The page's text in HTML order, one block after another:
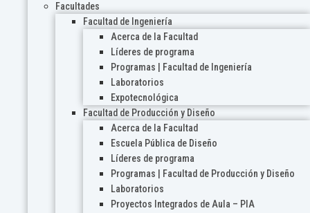
Facultades
Facultad de Ingeniería
Acerca de la Facultad
Líderes de programa
Programas | Facultad de Ingeniería
Laboratorios
Expotecnológica
Facultad de Producción y Diseño
Acerca de la Facultad
Escuela Pública de Diseño
Líderes de programa
Programas | Facultad de Producción y Diseño
Laboratorios
Proyectos Integrados de Aula – PIA